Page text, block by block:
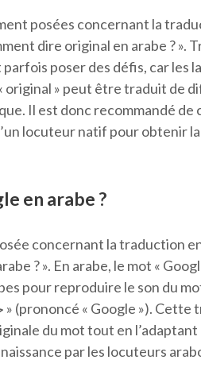
posées concernant la
dire original en arabe ? ».
poser des défis, car les
original » peut être traduit de
Il est donc recommandé
locuteur natif pour obtenir
en arabe ?
concernant la traduction
? ». En arabe, le mot «
pour reproduire le son du
du mot tout en l’adaptant
par les locuteurs